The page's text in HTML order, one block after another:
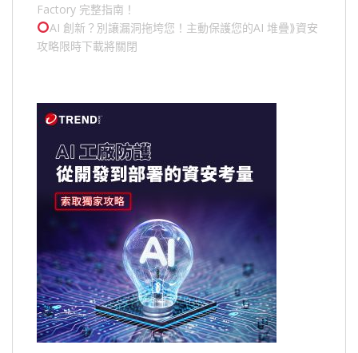
Factory 完整指南！
AI 創新？別讓漏洞拖垮您！主動保護您的AI 堆疊⟫資安
攻略限時下載將關閉